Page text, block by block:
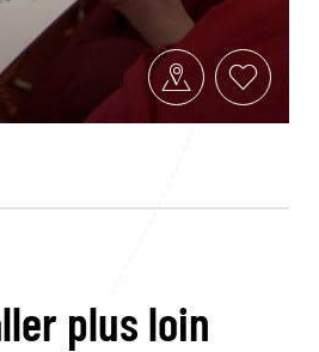
plus loin